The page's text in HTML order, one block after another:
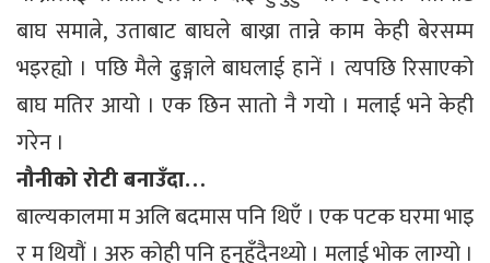
बाघ समात्ने, उताबाट बाघले बाख्रा तान्ने काम केही बेरसम्म
भइरह्यो । पछि मैले ढुङ्गाले बाघलाई हानें । त्यपछि रिसाएको
बाघ मतिर आयो । एक छिन सातो नै गयो । मलाई भने केही
गरेन ।
नौनीको रोटी बनाउँदा…
बाल्यकालमा म अलि बदमास पनि थिएँ । एक पटक घरमा भाइ
र म थियौं । अरु कोही पनि हुनुहुँदैनथ्यो । मलाई भोक लाग्यो ।